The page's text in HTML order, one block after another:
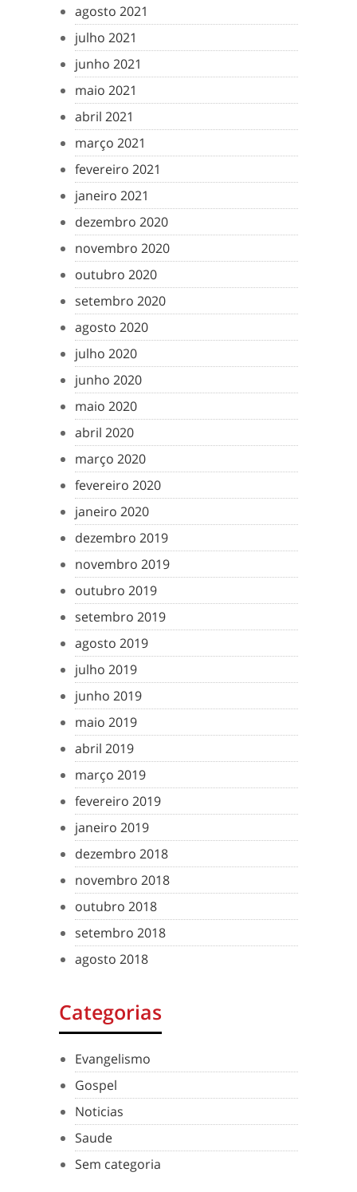
agosto 2021
julho 2021
junho 2021
maio 2021
abril 2021
março 2021
fevereiro 2021
janeiro 2021
dezembro 2020
novembro 2020
outubro 2020
setembro 2020
agosto 2020
julho 2020
junho 2020
maio 2020
abril 2020
março 2020
fevereiro 2020
janeiro 2020
dezembro 2019
novembro 2019
outubro 2019
setembro 2019
agosto 2019
julho 2019
junho 2019
maio 2019
abril 2019
março 2019
fevereiro 2019
janeiro 2019
dezembro 2018
novembro 2018
outubro 2018
setembro 2018
agosto 2018
Categorias
Evangelismo
Gospel
Noticias
Saude
Sem categoria